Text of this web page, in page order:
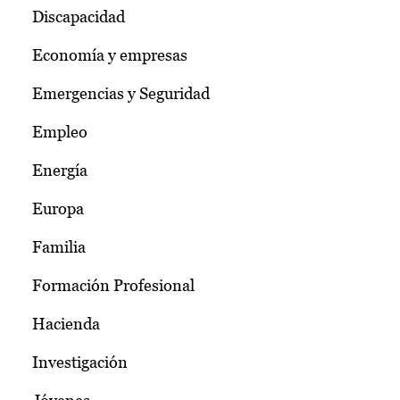
Discapacidad
Economía y empresas
Emergencias y Seguridad
Empleo
Energía
Europa
Familia
Formación Profesional
Hacienda
Investigación